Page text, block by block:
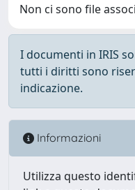
Non ci sono file
I documenti in IRIS
tutti i diritti sono
indicazione.
Informazioni
Utilizza questo